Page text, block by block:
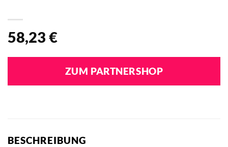
58,23 €
ZUM PARTNERSHOP
BESCHREIBUNG